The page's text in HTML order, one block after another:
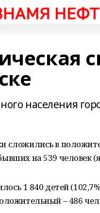
населения
сложились в
на 539 человек
1 840 детей
– 486